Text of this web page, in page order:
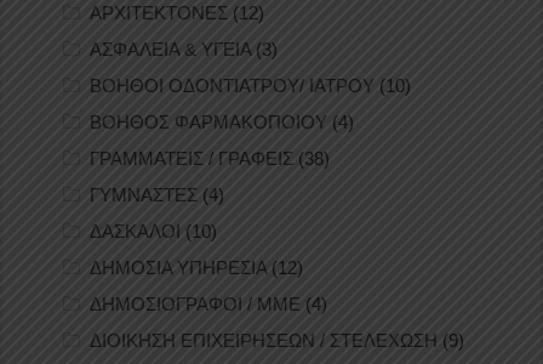
ΑΡΧΙΤΕΚΤΟΝΕΣ (12)
ΑΣΦΑΛΕΙΑ & ΥΓΕΙΑ(3)
ΒΟΗΘΟΙ ΟΔΟΝΤΙΑΤΡΟΥ/ ΙΑΤΡΟΥ (10)
ΒΟΗΘΟΣ ΦΑΡΜΑΚΟΠΟΙΟΥ (4)
ΓΡΑΜΜΑΤΕΙΣ / ΓΡΑΦΕΙΣ (38)
ΓΥΜΝΑΣΤΕΣ (4)
ΔΑΣΚΑΛΟΙ (10)
ΔΗΜΟΣΙΑ ΥΠΗΡΕΣΙΑ (12)
ΔΗΜΟΣΙΟΓΡΑΦΟΙ / ΜΜΕ (4)
ΔΙΟΙΚΗΣΗ ΕΠΙΧΕΙΡΗΣΕΩΝ / ΣΤΕΛΕΧΩΣΗ (9)